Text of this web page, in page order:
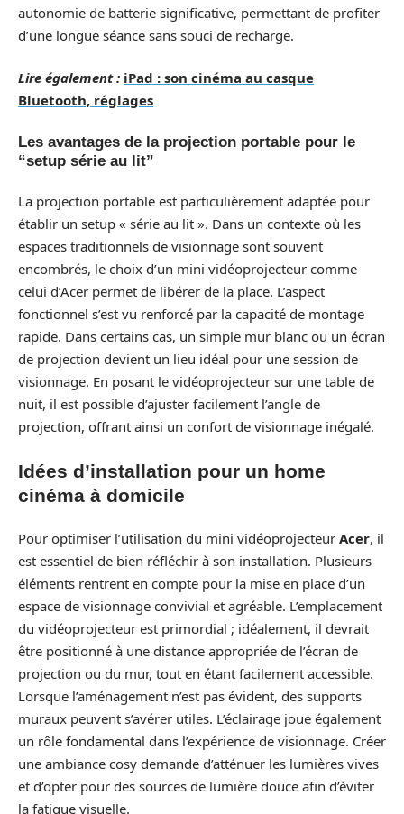
autonomie de batterie significative, permettant de profiter
d’une longue séance sans souci de recharge.
Lire également : iPad : son cinéma au casque
Bluetooth, réglages
Les avantages de la projection portable pour le
“setup série au lit”
La projection portable est particulièrement adaptée pour
établir un setup « série au lit ». Dans un contexte où les
espaces traditionnels de visionnage sont souvent
encombrés, le choix d’un mini vidéoprojecteur comme
celui d’Acer permet de libérer de la place. L’aspect
fonctionnel s’est vu renforcé par la capacité de montage
rapide. Dans certains cas, un simple mur blanc ou un écran
de projection devient un lieu idéal pour une session de
visionnage. En posant le vidéoprojecteur sur une table de
nuit, il est possible d’ajuster facilement l’angle de
projection, offrant ainsi un confort de visionnage inégalé.
Idées d’installation pour un home
cinéma à domicile
Pour optimiser l’utilisation du mini vidéoprojecteur Acer, il
est essentiel de bien réfléchir à son installation. Plusieurs
éléments rentrent en compte pour la mise en place d’un
espace de visionnage convivial et agréable. L’emplacement
du vidéoprojecteur est primordial ; idéalement, il devrait
être positionné à une distance appropriée de l’écran de
projection ou du mur, tout en étant facilement accessible.
Lorsque l’aménagement n’est pas évident, des supports
muraux peuvent s’avérer utiles. L’éclairage joue également
un rôle fondamental dans l’expérience de visionnage. Créer
une ambiance cosy demande d’atténuer les lumières vives
et d’opter pour des sources de lumière douce afin d’éviter
la fatigue visuelle.